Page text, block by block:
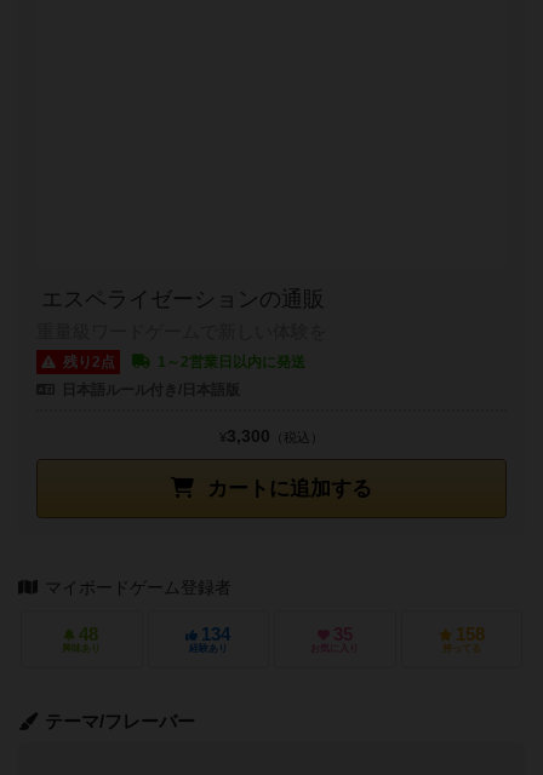
エスペライゼーションの通販
残り2点
1～2営業日以内に発送
カートに追加する
¥3,300 （税込）
マイボードゲーム登録者
48
興味あり
134
経験あり
35
お気に入り
158
持ってる
テーマ/フレーバー